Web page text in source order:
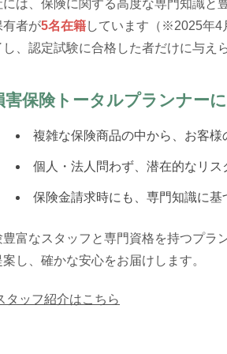
には、保険に関する高度な専門知識と
有者が5名在籍しています（※2025年4
し、認定試験に合格した者だけに与え
害保険トータルプランナー
複雑な保険商品の中から、お客様
個人・法人問わず、潜在的なリス
保険金請求時にも、専門知識に基
豊富なスタッフと専門資格を持つプラ
案し、確かな安心をお届けします。
タッフ紹介はこちら